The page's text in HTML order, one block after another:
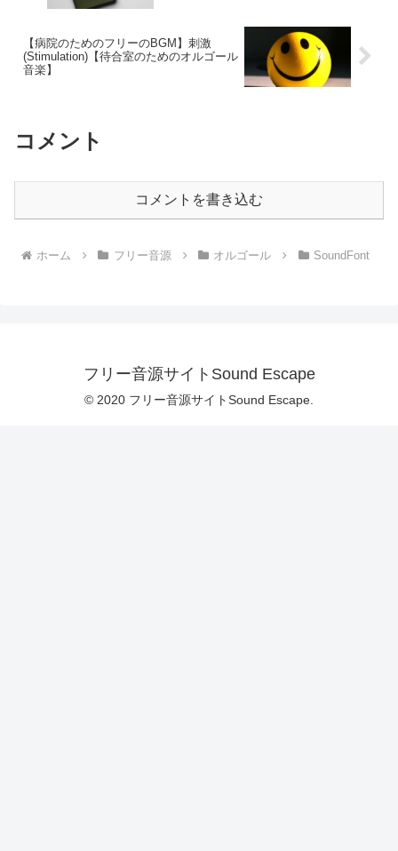
【病院のためのフリーのBGM】刺激
(Stimulation)【待合室のためのオルゴール
音楽】
コメント
コメントを書き込む
ホーム フリー音源 オルゴール SoundFont
フリー音源サイトSound Escape
© 2020 フリー音源サイトSound Escape.